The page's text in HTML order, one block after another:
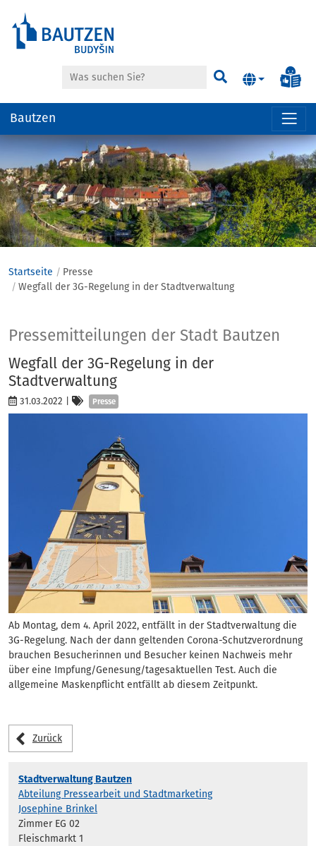
der
anspringen
Suche Suchen
Bautzen
Startseite
Presse
Wegfall der 3G-Regelung in der Stadtverwaltung
Presse
Pressemitteilungen der Stadt Bautzen
Wegfall der 3G-Regelung in der
Stadtverwaltung
31.03.2022 Kategorien
Presse
Ab Montag, dem 4. April 2022, entfällt in der Stadtverwaltung die
3G-Regelung. Nach der dann geltenden Corona-Schutzverordnung
brauchen Besucherinnen und Besucher keinen Nachweis mehr
über eine Impfung/Genesung/tagesaktuellen Test. Auch die
allgemeine Maskenpflicht entfällt ab diesem Zeitpunkt.
Zurück
Stadtverwaltung Bautzen
Abteilung Pressearbeit und Stadtmarketing
Josephine Brinkel
Zimmer EG 02
Fleischmarkt 1